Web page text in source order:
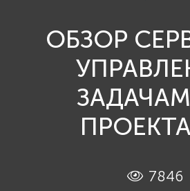
ОБЗОР
7846